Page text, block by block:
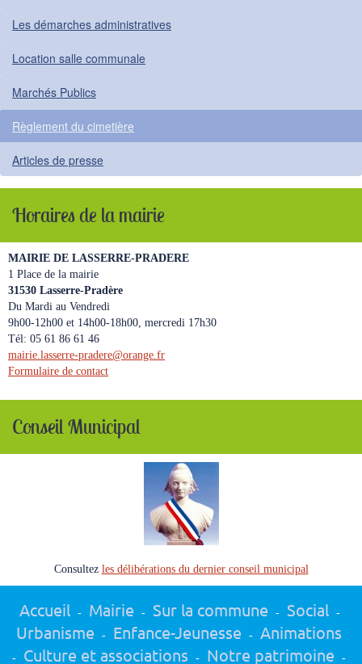
Les démarches administratives
Location salle communale
Marchés Publics
Règlement du cimetière
Articles de presse
Horaires de la mairie
MAIRIE DE LASSERRE-PRADERE
1 Place de la mairie
31530 Lasserre-Pradère
Du Mardi au Vendredi
9h00-12h00 et 14h00-18h00, mercredi 17h30
Tél: 05 61 86 61 46
mairie.lasserre-pradere@orange.fr
Formulaire de contact
Conseil Municipal
Consultez les délibérations du dernier conseil municipal
Accueil - Mairie - Sur la commune - Social -
Urbanisme - Enfance-Jeunesse - Animations
- Culture et associations - Notre patrimoine -